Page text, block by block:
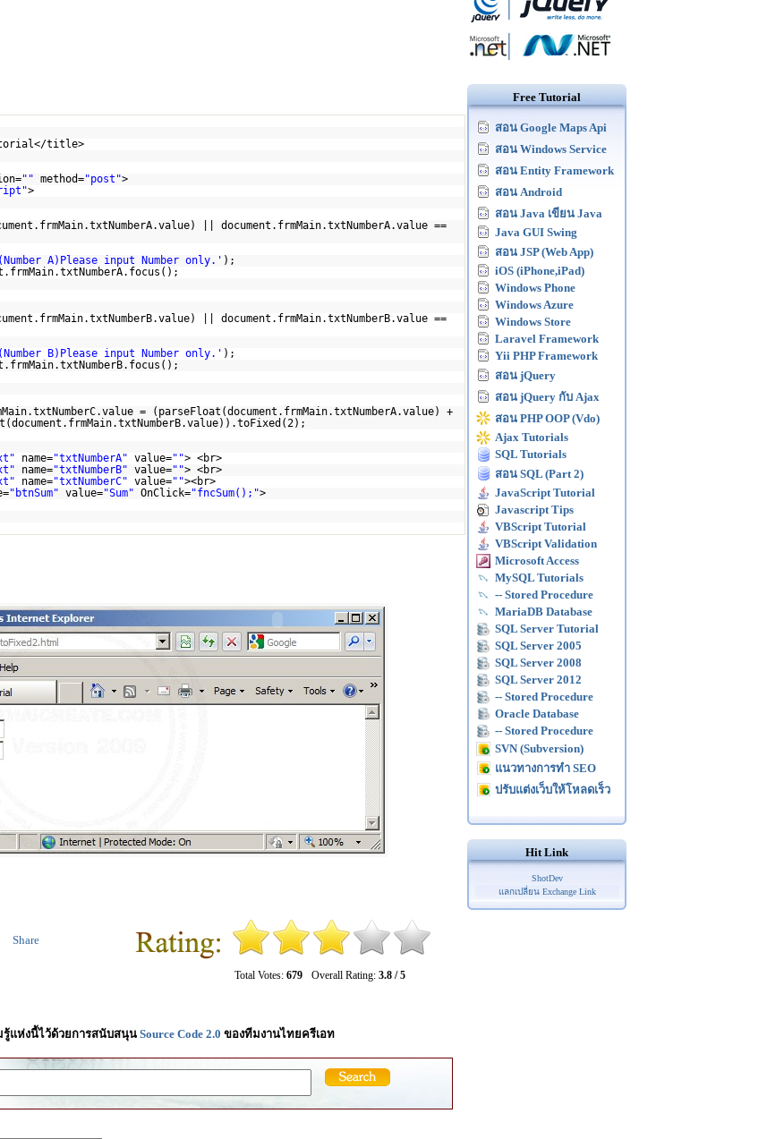
title>
"" method="post">
>
|| document.frmMain.txtNumberA.value ==
A)Please input Number only.' );
|| document.frmMain.txtNumberB.value ==
B)Please input Number only.' );
= (parseFloat(document.frmMain.txtNumberA.value) +
name="txtNumberA" value=""> <br>
name="txtNumberB" value=""> <br>
name="txtNumberC" value=""><br>
"btnSum" value="Sum" OnClick="fncSum();">
Total Votes: 679 Overall Rating: 3.8 / 5
Share
แห่งนี้ไว้ด้วยการสนับสนุนSource Code 2.0 ของทีมงานไทยครีเอท
Free Tutorial
สอน Google Maps Api
สอน Windows Service
สอน Entity Framework
สอน Android
สอน Java เขียน Java
Java GUI Swing
สอน JSP (Web App)
iOS (iPhone,iPad)
Windows Phone
Windows Azure
Windows Store
Laravel Framework
Yii PHP Framework
สอน jQuery
สอน jQuery กับ Ajax
สอน PHP OOP (Vdo)
Ajax Tutorials
SQL Tutorials
สอน SQL (Part 2)
JavaScript Tutorial
Javascript Tips
VBScript Tutorial
VBScript Validation
Microsoft Access
MySQL Tutorials
-- Stored Procedure
MariaDB Database
SQL Server Tutorial
SQL Server 2005
SQL Server 2008
SQL Server 2012
-- Stored Procedure
Oracle Database
-- Stored Procedure
SVN (Subversion)
แนวทางการทำ SEO
ปรับแต่งเว็บให้โหลดเร็ว
Hit Link
ShotDev
แลกเปลี่ยน Exchange Link